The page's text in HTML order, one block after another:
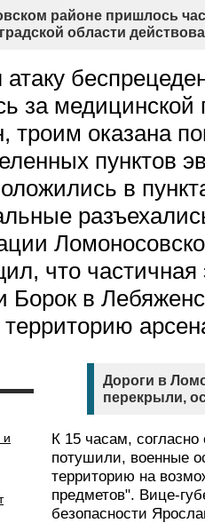
районе пришлось
области
атаку
за
троим оказана
пунктов
в
что частичная
в
и
Дороги в
перекрыли,
К 15 часам,
потушили, военные
территорию на
предметов". Вице-
безопасности